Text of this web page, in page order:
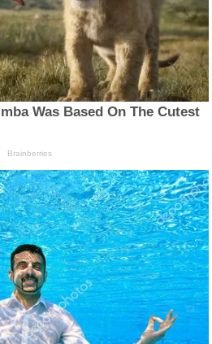
Was Based On The Cutest
Brainberries